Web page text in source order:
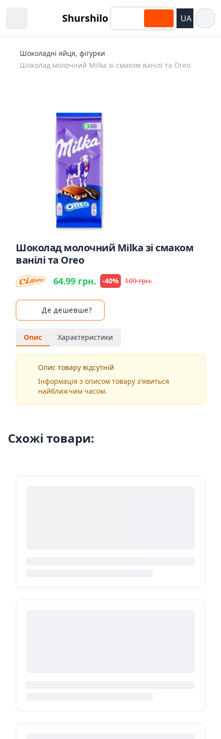
Shurshilo UA
Шоколадні яйця, фігурки
Шоколад молочний Milka зі смаком ванілі та Oreo
Шоколад молочний Milka зі смаком
ванілі та Oreo
64.99 грн. -40% 109 грн.
Де дешевше?
Опис Характеристики
Опис товару відсутній
Інформація з описом товару з'явиться
найближчим часом.
Схожі товари: